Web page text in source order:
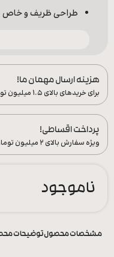
طراحی ظریف و خاص
هزینه ارسال مهمان ما!
برای خریدهای بالای ۱.۵ میلیون تومان
پرداخت اقساطی!
ویژه سفارش‌ بالای ۲ میلیون تومان (با اسنپ‌پی و ترب‌پِی)
ناموجود
مشخصات محصولتوضیحات